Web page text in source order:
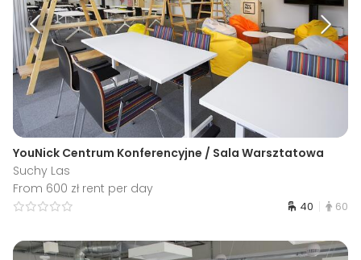
YouNick Centrum Konferencyjne / Sala Warsztatowa
Suchy Las
From 600 zł rent per day
40 60